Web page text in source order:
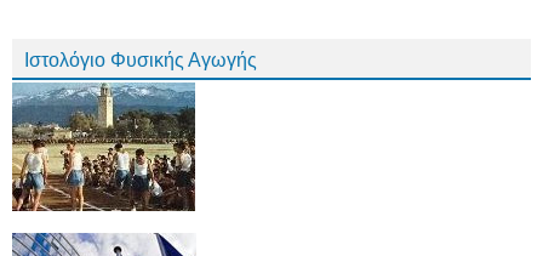
Ιστολόγιο Φυσικής Αγωγής